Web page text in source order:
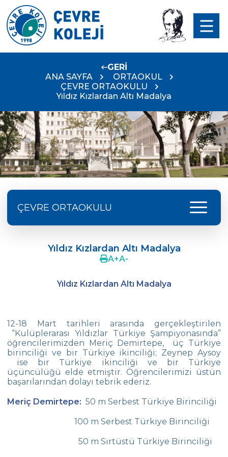
GERİ
ANA SAYFA
ORTAOKUL
ÇEVRE ORTAOKULU
Yıldız Kızlardan Altı Madalya
ÇEVRE ORTAOKULU menu
MATEMATİK OLİMPİYATLARI
Çevre‘de Dil Bayramı Coşkusu
Doç. Dr. Coşkun Küçüktepe ile Eğitimde
Concours 2022 de Chanson Francophones
5.Sınıf Öğrencilerimizle Tarihe Yolculuk
Yüzmede Bir Başarı Daha
Yıldız Kızlardan Altı Madalya
A+A-
Yıldız Kızlardan Altı Madalya
12-18 Mart tarihleri arasında gerçekleştirilen
“Kulüplerarası Yıldızlar Türkiye Şampiyonasında”
öğrencilerimizden Meriç Demirtepe, üç Türkiye
birinciliği ve bir Türkiye ikinciliği; Zeynep Aysoy
ise bir Türkiye ikinciliği ve bir Türkiye
üçüncülüğü elde etmiştir. Öğrencilerimizi üstün
başarılarından dolayı tebrik ederiz.
Meriç Demirtepe: 50 m Serbest Türkiye Birinciliği
100 m Serbest Türkiye Birinciliği
50 m Sırtüstü Türkiye Birinciliği